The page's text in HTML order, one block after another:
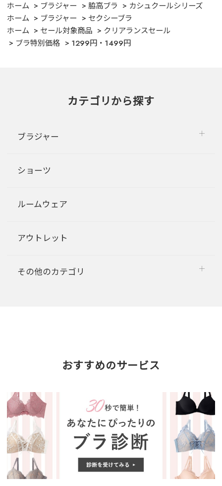
ホーム
ブラジャー 脇高ブラ
カシュクールシリーズ
ホーム
ブラジャー
セクシーブラ
ホーム
セール対象商品
クリアランスセール
ブラ特別価格
1299円・1499円
カテゴリから探す
ブラジャー
ショーツ
ルームウェア
アウトレット
その他のカテゴリ
おすすめのサービス